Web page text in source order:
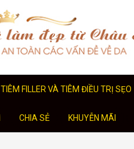
TIÊM FILLER VÀ TIÊM ĐIỀU TRỊ SẸO
CHIA SẺ KHUYỄN MÃI